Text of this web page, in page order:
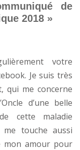
de
2018 »
votre
Je suis très
qui me concerne
d’une belle
cette maladie
me touche aussi
mon amour pour